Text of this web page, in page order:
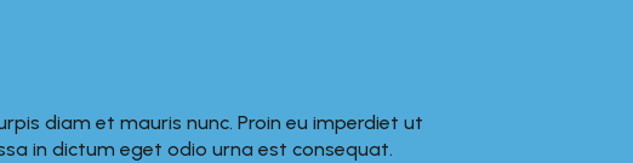
diam et mauris nunc. Proin eu imperdiet ut
in dictum eget odio urna est consequat.